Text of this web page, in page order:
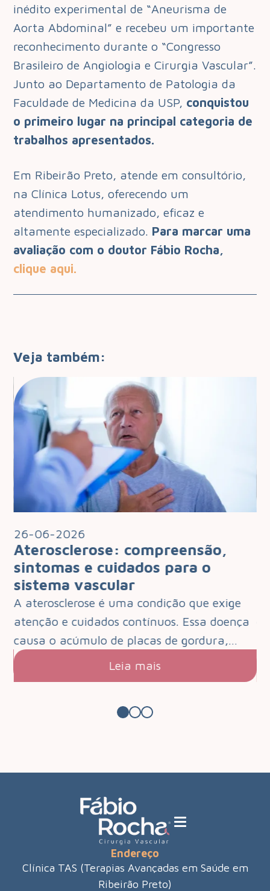
inédito experimental de “Aneurisma de
Aorta Abdominal” e recebeu um importante
reconhecimento durante o “Congresso
Brasileiro de Angiologia e Cirurgia Vascular”.
Junto ao Departamento de Patologia da
Faculdade de Medicina da USP, conquistou
o primeiro lugar na principal categoria de
trabalhos apresentados.
Em Ribeirão Preto, atende em consultório,
na Clínica Lotus, oferecendo um
atendimento humanizado, eficaz e
altamente especializado. Para marcar uma
avaliação com o doutor Fábio Rocha,
clique aqui.
Veja também:
26-06-2026
Aterosclerose: compreensão,
sintomas e cuidados para o
sistema vascular
A aterosclerose é uma condição que exige
atenção e cuidados contínuos. Essa doença
causa o acúmulo de placas de gordura,…
Leia mais
Endereço
Clínica TAS (Terapias Avançadas em Saúde em
Ribeirão Preto)